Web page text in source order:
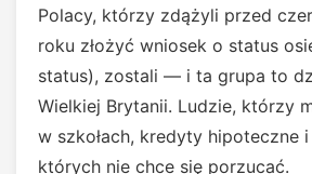
Polacy, którzy zdążyli przed
roku złożyć wniosek o status
status), zostali — i ta grupa to
Wielkiej Brytanii. Ludzie, którzy
w szkołach, kredyty hipoteczne
których nie chce się porzucać.